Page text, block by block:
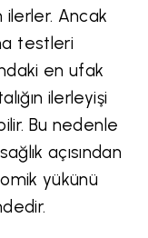
Ancak
testleri
en ufak
ilerleyişi
Bu nedenle
açısından
yükünü